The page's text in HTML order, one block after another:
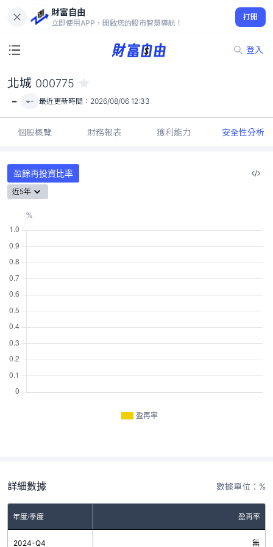
財富自由
立即使用APP，開啟您的股市智慧導航！
打開
登入
-
北城 000775
- - 最近更新時間： 2026/08/06 12:33
個股概覽 財務報表 獲利能力 安全性分析
盈餘再投資比率
近5年
盈再率
詳細數據 數據單位：%
年度/季度 盈再率
2024-Q4 無